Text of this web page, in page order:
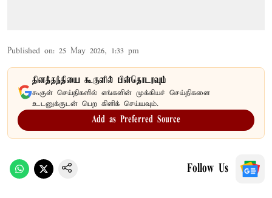
Published on: 25 May 2026, 1:33 pm
தினத்தந்தியை கூகுளில் பின்தொடரவும்
கூகுள் செய்திகளில் எங்களின் முக்கியச் செய்திகளை
உடனுக்குடன் பெற கிளிக் செய்யவும்.
Add as Preferred Source
Follow Us